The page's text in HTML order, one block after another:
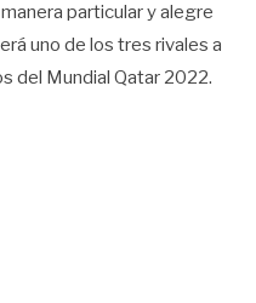
particular y alegre
uno de los tres rivales a
del Mundial Qatar 2022.